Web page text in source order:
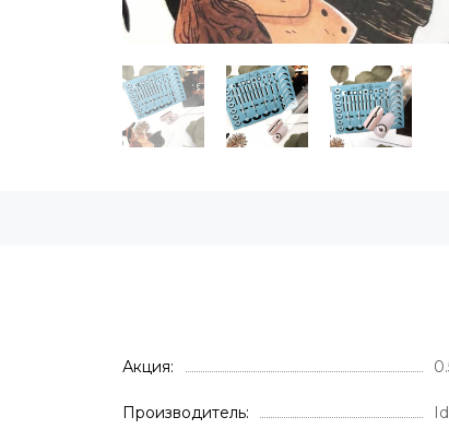
Акция
Производитель